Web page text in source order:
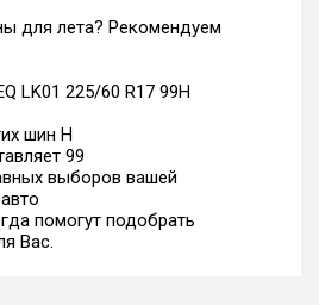
для лета? Рекомендуем
LK01 225/60 R17 99H
шин H
99
выборов вашей
помогут подобрать
Вас.